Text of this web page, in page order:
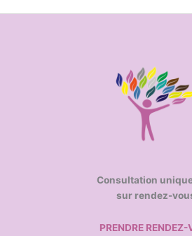
Consultation
sur rendez-
PRENDRE RENDEZ-